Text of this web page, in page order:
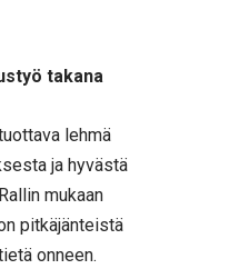
takana
lehmä
ja hyvästä
mukaan
pitkäjänteistä
onneen.